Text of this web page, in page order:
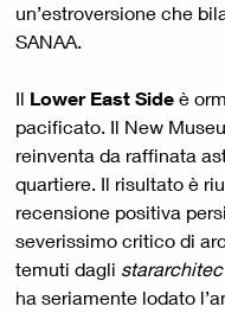
un’estroversione che
SANAA.
Il Lower East Side è
pacificato. Il New
reinventa da raffinata
quartiere. Il risultato è
recensione positiva
severissimo critico di
temuti dagli
ha seriamente lodato